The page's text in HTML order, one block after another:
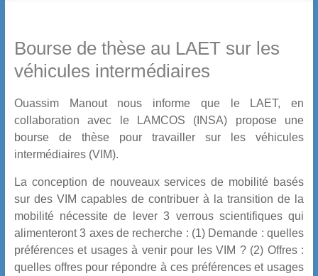
Bourse de thèse au LAET sur les
véhicules intermédiaires
Ouassim Manout nous informe que le LAET, en
collaboration avec le LAMCOS (INSA) propose une
bourse de thèse pour travailler sur les véhicules
intermédiaires (VIM).
La conception de nouveaux services de mobilité basés
sur des VIM capables de contribuer à la transition de la
mobilité nécessite de lever 3 verrous scientifiques qui
alimenteront 3 axes de recherche : (1) Demande : quelles
préférences et usages à venir pour les VIM ? (2) Offres :
quelles offres pour répondre à ces préférences et usages